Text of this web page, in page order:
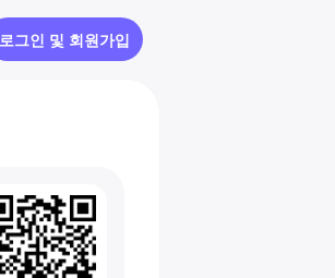
로그인 및 회원가입